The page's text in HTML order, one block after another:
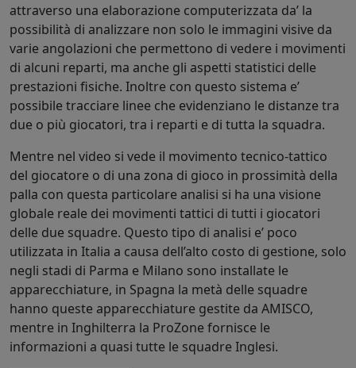
attraverso una elaborazione computerizzata da’ la
possibilità di analizzare non solo le immagini visive da
varie angolazioni che permettono di vedere i movimenti
di alcuni reparti, ma anche gli aspetti statistici delle
prestazioni fisiche. Inoltre con questo sistema e’
possibile tracciare linee che evidenziano le distanze tra
due o più giocatori, tra i reparti e di tutta la squadra.
Mentre nel video si vede il movimento tecnico-tattico
del giocatore o di una zona di gioco in prossimità della
palla con questa particolare analisi si ha una visione
globale reale dei movimenti tattici di tutti i giocatori
delle due squadre. Questo tipo di analisi e’ poco
utilizzata in Italia a causa dell’alto costo di gestione, solo
negli stadi di Parma e Milano sono installate le
apparecchiature, in Spagna la metà delle squadre
hanno queste apparecchiature gestite da AMISCO,
mentre in Inghilterra la ProZone fornisce le
informazioni a quasi tutte le squadre Inglesi.